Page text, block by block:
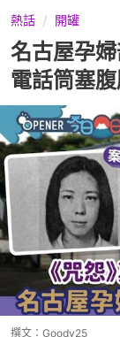
熱話 開罐
名古屋孕
電話筒塞
撰文： Goody25